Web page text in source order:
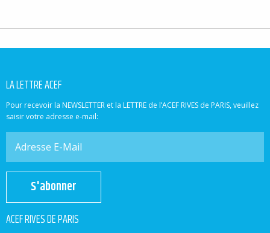
LA LETTRE ACEF
Pour recevoir la NEWSLETTER et la LETTRE de l’ACEF RIVES de PARIS, veuillez
saisir votre adresse e-mail:
S'abonner
ACEF RIVES DE PARIS